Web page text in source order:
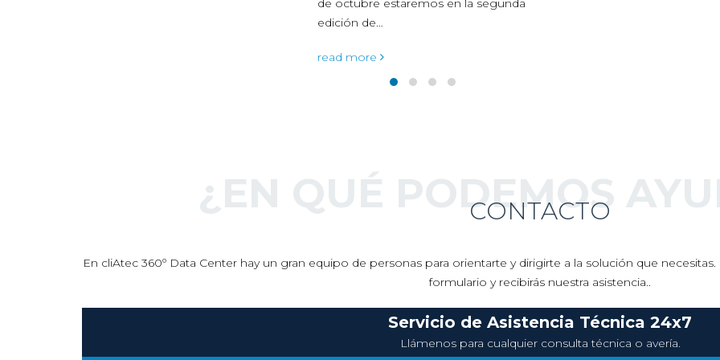
¿EN QUÉ PODEMOS
CONTACTO
En cliAtec 360º Data Center hay un gran equipo de personas para orientarte y dirigirte a la solución que
formulario y recibirás nuestra asistencia..